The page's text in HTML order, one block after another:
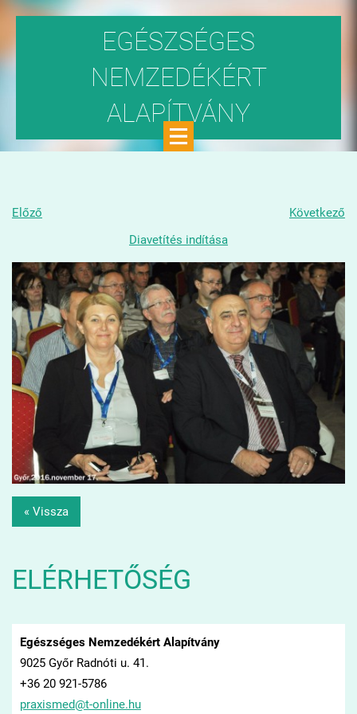
EGÉSZSÉGES
NEMZEDÉKÉRT
ALAPÍTVÁNY
Előző
Következő
Diavetítés indítása
« Vissza
ELÉRHETŐSÉG
Egészséges Nemzedékért Alapítvány
9025 Győr Radnóti u. 41.
+36 20 921-5786
praxismed@t-online.hu